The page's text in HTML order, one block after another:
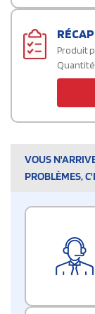
Produit
VOUS
PROBLÈMES,